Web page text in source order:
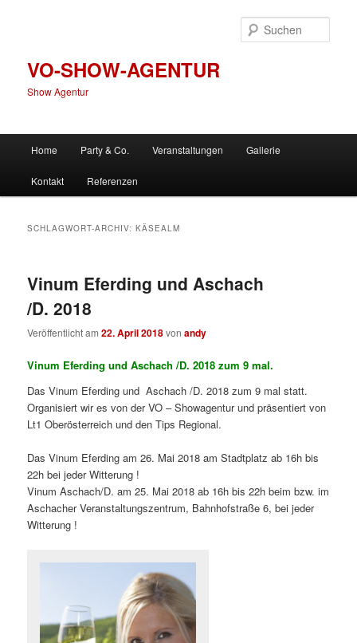
VO-SHOW-AGENTUR
Show Agentur
Home Party & Co. Veranstaltungen Gallerie
Kontakt Referenzen
SCHLAGWORT-ARCHIV:KÄSEALM
Vinum Eferding und Aschach
/D. 2018
Veröffentlicht am22. April 2018vonandy
Vinum Eferding und Aschach /D. 2018 zum 9 mal.
Das Vinum Eferding und Aschach /D. 2018 zum 9 mal statt.
Organisiert wir es von der VO – Showagentur und präsentiert von
Lt1 Oberösterreich und den Tips Regional.
Das Vinum Eferding am 26. Mai 2018 am Stadtplatz ab 16h bis
22h bei jeder Witterung !
Vinum Aschach/D. am 25. Mai 2018 ab 16h bis 22h beim bzw. im
Aschacher Veranstaltungszentrum, Bahnhofstraße 6, bei jeder
Witterung !